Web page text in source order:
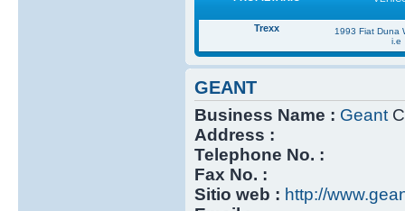
Trexx
1993 Fiat Duna
i.e
GEANT
Business Name : Geant
Address :
Telephone No. :
Fax No. :
Sitio web : http://